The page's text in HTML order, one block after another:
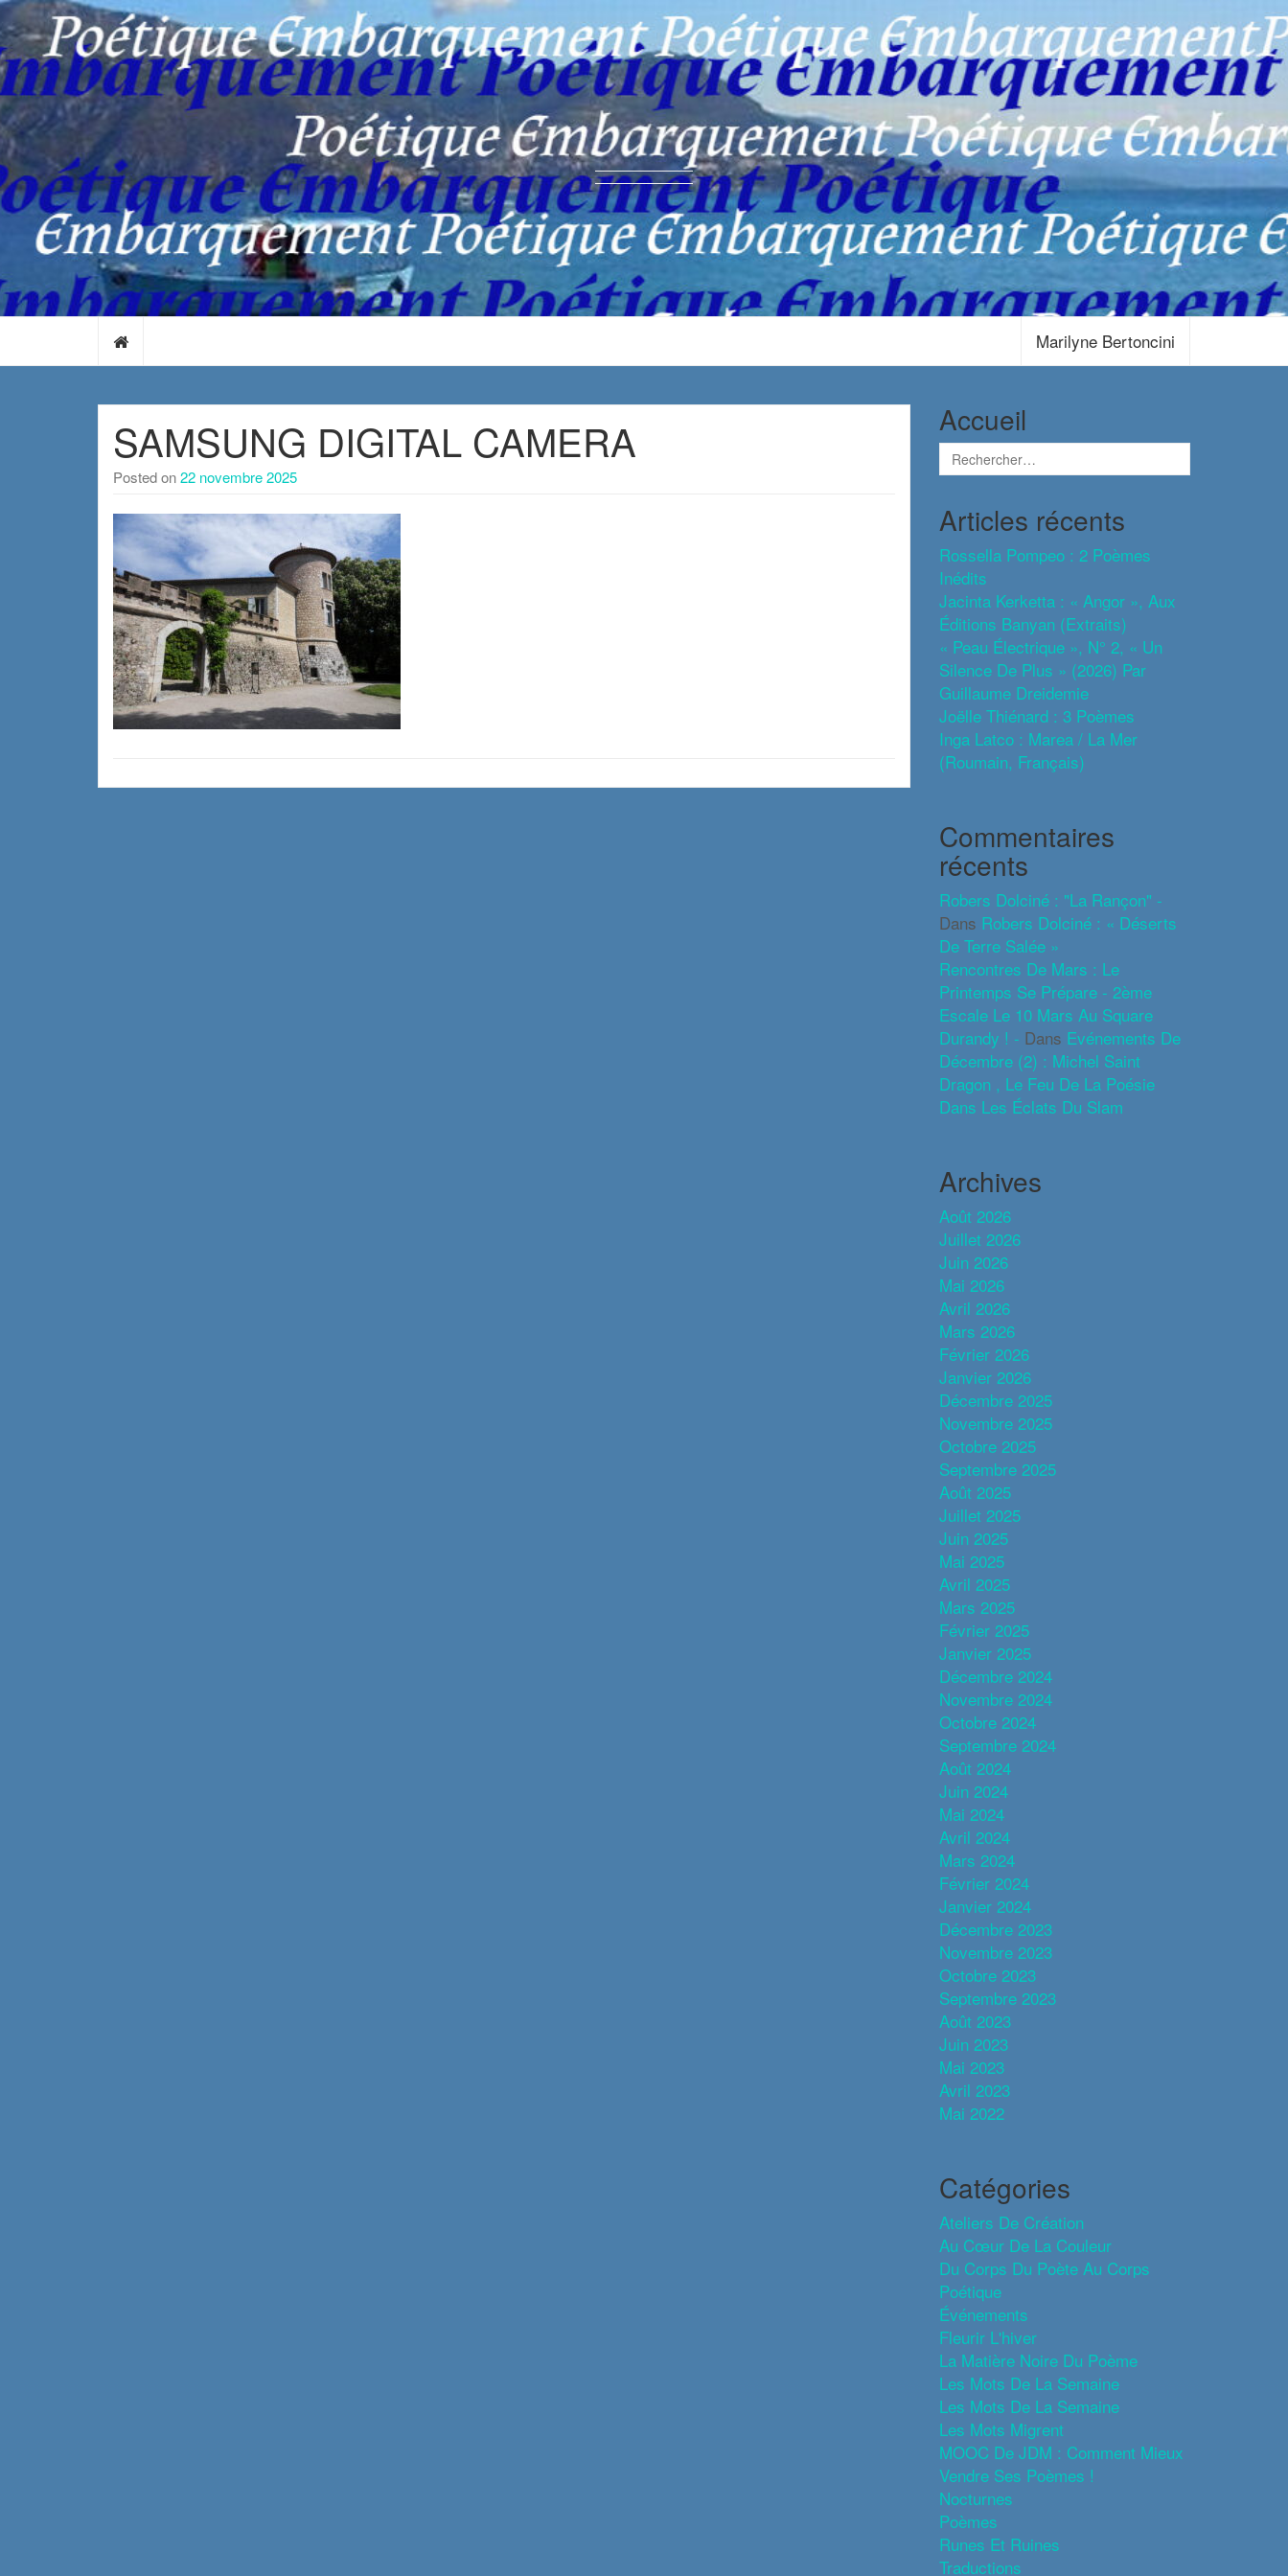
Marilyne Bertoncini
SAMSUNG DIGITAL CAMERA
Posted on22 novembre 2025
Accueil
Articles récents
Rossella Pompeo : 2 Poèmes
Inédits
Jacinta Kerketta : « Angor », Aux
Éditions Banyan (extraits)
« Peau Électrique », N° 2, « Un
Silence De Plus » (2026) Par
Guillaume Dreidemie
Joëlle Thiénard : 3 Poèmes
Inga Latco : Marea / La Mer
(roumain, Français)
Commentaires
récents
Robers Dolciné : "La Rançon" -
Dans Robers Dolciné : « Déserts
De Terre Salée »
Rencontres De Mars : Le
Printemps Se Prépare - 2ème
Escale Le 10 Mars Au Square
Durandy ! - Dans Evénements De
Décembre (2) : Michel Saint
Dragon , Le Feu De La Poésie
Dans Les Éclats Du Slam
Archives
Août 2026
Juillet 2026
Juin 2026
Mai 2026
Avril 2026
Mars 2026
Février 2026
Janvier 2026
Décembre 2025
Novembre 2025
Octobre 2025
Septembre 2025
Août 2025
Juillet 2025
Juin 2025
Mai 2025
Avril 2025
Mars 2025
Février 2025
Janvier 2025
Décembre 2024
Novembre 2024
Octobre 2024
Septembre 2024
Août 2024
Juin 2024
Mai 2024
Avril 2024
Mars 2024
Février 2024
Janvier 2024
Décembre 2023
Novembre 2023
Octobre 2023
Septembre 2023
Août 2023
Juin 2023
Mai 2023
Avril 2023
Mai 2022
Catégories
Ateliers De Création
Au Cœur De La Couleur
Du Corps Du Poète Au Corps
Poétique
Événements
Fleurir L'hiver
La Matière Noire Du Poème
Les Mots De La Semaine
Les Mots De La Semaine
Les Mots Migrent
MOOC De JDM : Comment Mieux
Vendre Ses Poèmes !
Nocturnes
Poèmes
Runes Et Ruines
Traductions